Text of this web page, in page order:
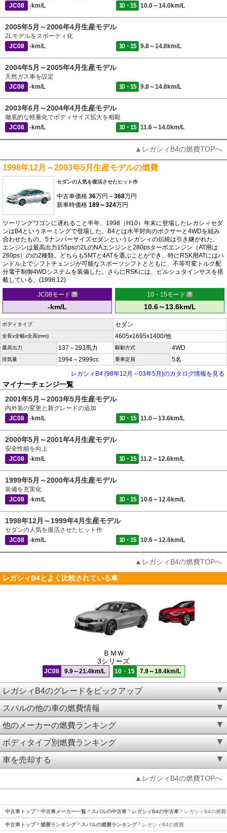
JC08
-km/L 10・15 10.0～14.0km/L
2005年5月～2006年4月生産モデル
2Lモデルをスポーティ化
JC08
-km/L 10・15 9.8～14.8km/L
2004年5月～2005年4月生産モデル
天然ガス車を設定
JC08
-km/L 10・15 9.8～14.8km/L
2003年6月～2004年4月生産モデル
徹底的な軽量化でボディサイズ拡大を相殺
JC08
-km/L 10・15 11.6～14.0km/L
▲レガシィB4の燃費TOPへ
1998年12月～2003年5月生産モデルの燃費
セダンの人気を復活させたヒット作
中古車価格 36万円～368万円
新車時価格 189～324万円
ツーリングワゴンに遅れること半年、1998（H10）年末に登場したレガシィセダ
ンはB4というネーミングで登場した。B4とは水平対向のボクサーと4WDを組み
合わせたもの。5ナンバーサイズセダンというレガシィの伝統は引き継がれた。
エンジンは最高出力155psの2LのNAエンジンと280psターボエンジン（AT用は
260ps）のの2種類。どちらも5MTと4ATを選ぶことができ、特にRSK用ATにはハ
ンドル上でシフトチェンジが可能なスポーツシフトとともに、不等可変トルク配
分電子制御4WDシステムを装備した。さらにRSKには、ビルシュタインサスを搭
載している。(1998.12)
JC08モード
-km/L
10・15モード
10.6～13.6km/L
ボディタイプ セダン
全長x全幅x全高(mm) 4605x1695x1400/他
最高出力 137～293馬力 駆動方式 4WD
排気量 1994～2999cc 乗車定員
5名
レガシィB4 (98年12月～03年5月)のカタログ情報を見る
マイナーチェンジ一覧
2001年5月～2003年5月生産モデル
内外装の変更と新グレードの追加
JC08
-km/L 10・15 11.0～13.6km/L
2000年5月～2001年4月生産モデル
安全性能を向上
JC08
-km/L 10・15 11.2～12.6km/L
1999年5月～2000年4月生産モデル
装備を充実化
JC08
-km/L 10・15 10.6～12.6km/L
1998年12月～1999年4月生産モデル
セダンの人気を復活させたヒット作
JC08
-km/L 10・15 10.6～12.6km/L
▲レガシィB4の燃費TOPへ
レガシィB4とよく比較されている車
ＢＭＷ
3シリーズ
JC08 9.9～21.4km/L 10・15 7.9～18.4km/L
レガシィB4のグレードをピックアップ
スバルの他の車の燃費情報
他のメーカーの燃費ランキング
ボディタイプ別燃費ランキング
車を売却する
▲レガシィB4の燃費TOPへ
中古車トップ 中古車メーカー一覧 スバルの中古車 レガシィB4の中古車 レガシィB4の燃費
中古車トップ 燃費ランキング スバルの燃費ランキング レガシィB4の燃費